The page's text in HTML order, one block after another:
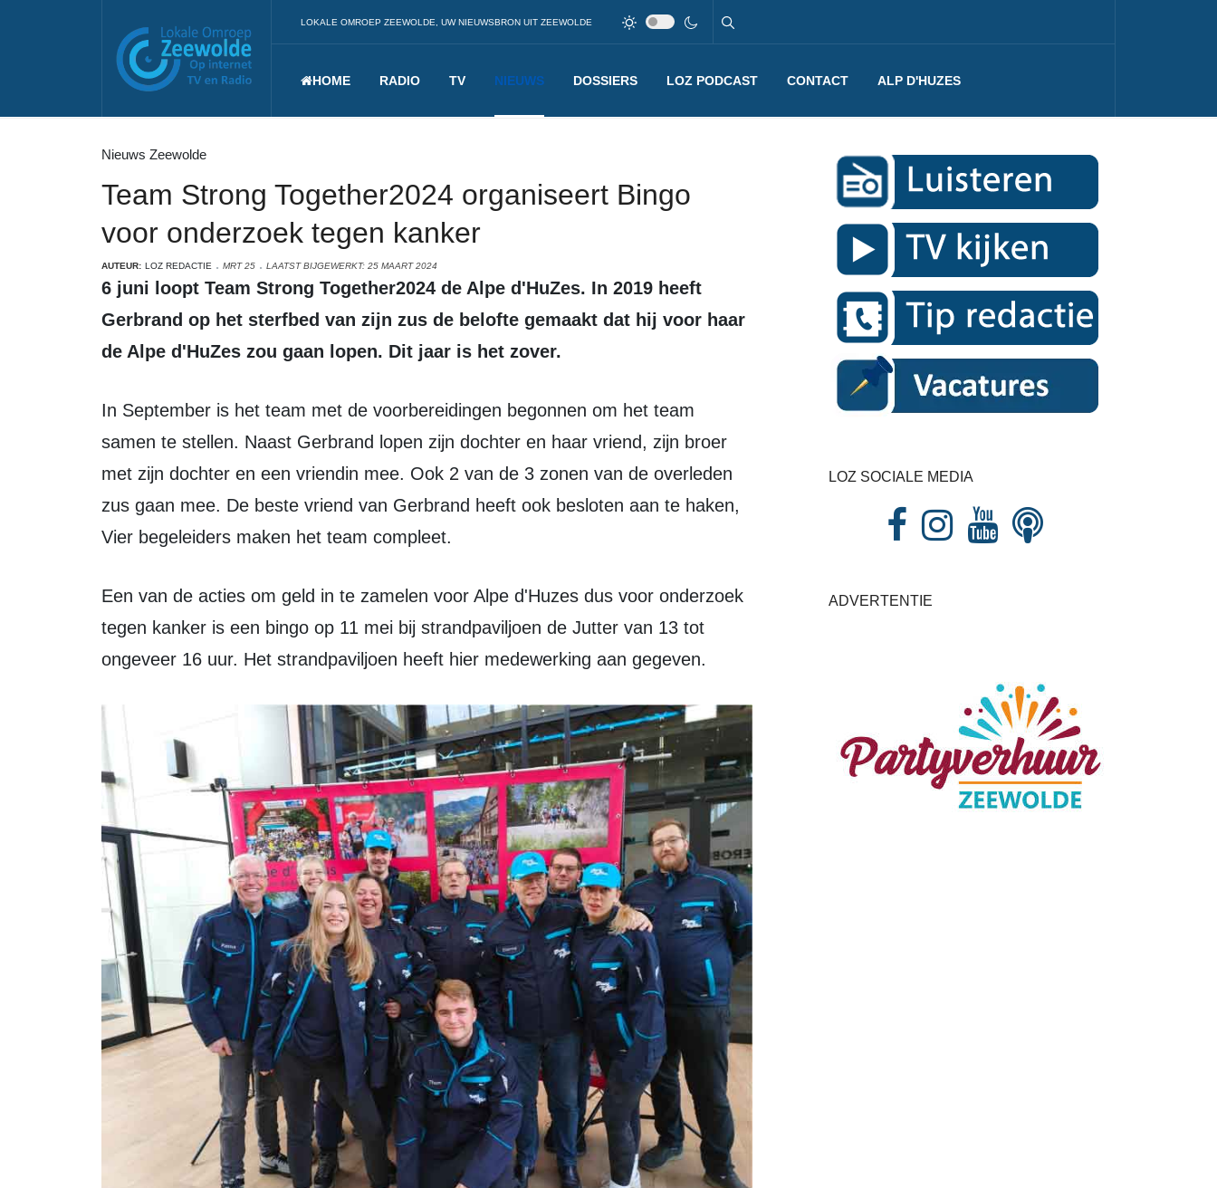
LOKALE OMROEP ZEEWOLDE, UW NIEUWSBRON UIT ZEEWOLDE
HOME RADIO TV NIEUWS DOSSIERS LOZ PODCAST CONTACT ALP D'HUZES
Nieuws Zeewolde
Team Strong Together2024 organiseert Bingo
voor onderzoek tegen kanker
AUTEUR: LOZ REDACTIE MRT 25 LAATST BIJGEWERKT: 25 MAART 2024
6 juni loopt Team Strong Together2024 de Alpe d'HuZes. In 2019 heeft
Gerbrand op het sterfbed van zijn zus de belofte gemaakt dat hij voor haar
de Alpe d'HuZes zou gaan lopen. Dit jaar is het zover.
In September is het team met de voorbereidingen begonnen om het team
samen te stellen. Naast Gerbrand lopen zijn dochter en haar vriend, zijn broer
met zijn dochter en een vriendin mee. Ook 2 van de 3 zonen van de overleden
zus gaan mee. De beste vriend van Gerbrand heeft ook besloten aan te haken,
Vier begeleiders maken het team compleet.
Een van de acties om geld in te zamelen voor Alpe d'Huzes dus voor onderzoek
tegen kanker is een bingo op 11 mei bij strandpaviljoen de Jutter van 13 tot
ongeveer 16 uur. Het strandpaviljoen heeft hier medewerking aan gegeven.
LOZ SOCIALE MEDIA
ADVERTENTIE